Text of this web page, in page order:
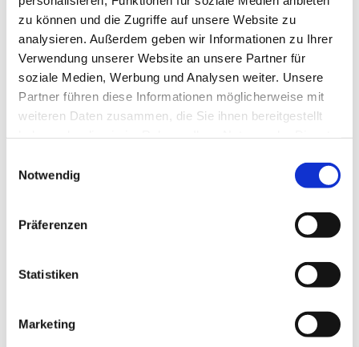
zu können und die Zugriffe auf unsere Website zu
analysieren. Außerdem geben wir Informationen zu Ihrer
Verwendung unserer Website an unsere Partner für
soziale Medien, Werbung und Analysen weiter. Unsere
Partner führen diese Informationen möglicherweise mit
weiteren Daten zusammen, die Sie ihnen bereitgestellt
Notwendig
Präferenzen
Statistiken
Marketing
August 2024
Juli 2024
Juni 2024
April 2024
Januar 2024
November 2023
September 2023